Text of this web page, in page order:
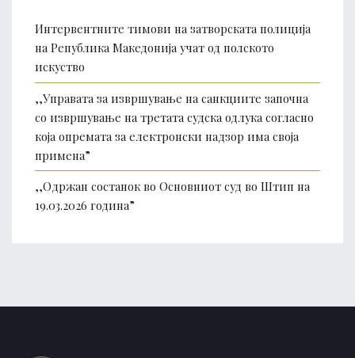
Интервентните тимови на затворската полиција
на Република Македонија учат од полското
искуство
,,Управата за извршување на санкциите започна
со извршување на третата судска одлука согласно
која опремата за електронски надзор има своја
примена”
,,Одржан состанок во Основниот суд во Штип на
19.03.2026 година”